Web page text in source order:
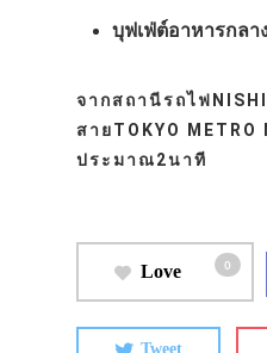
บุฟเฟ่ต์อาหารกลา
จากสถานีรถไฟ
สายTOKYO METRO
ประมาณ2นาที
Love 0
Tweet